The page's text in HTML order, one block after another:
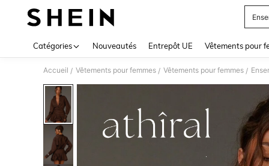
Catégories Nouveautés Entrepôt UE Vêtements pour
Accueil / Vêtements pour femmes / Vêtements pour femmes /